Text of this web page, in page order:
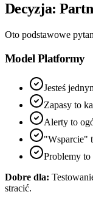
Decyzja:
Oto podstawowe
Model Platformy
Jesteś
Zapasy to
Alerty to
"Wsparcie"
Problemy
Dobre dla:
stracić.